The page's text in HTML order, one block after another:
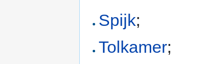
Spijk;
Tolkamer;